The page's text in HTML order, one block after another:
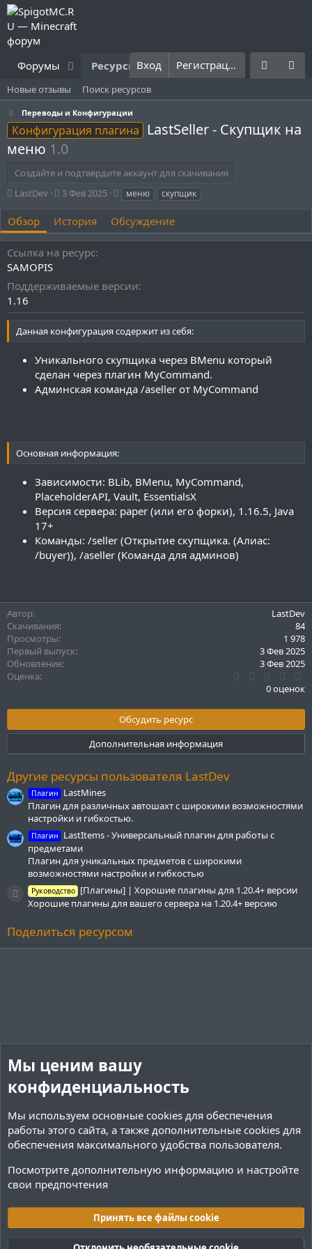
Форумы Ресурсы Что нового? Правила
Вход Регистрация
Новые отзывы Поиск ресурсов
Переводы и Конфигурации
Конфигурация плагина
LastSeller - Скупщик на
меню 1.0
Создайте и подтвердите аккаунт для скачивания
А
т
о
р
LastDev
Д
т
а
с
о
а
и
я
3 Фев 2025
Т
г
и
меню скупщик
Обзор История Обсуждение
Ссылка на ресурс
SAMOPIS
Поддерживаемые версии
1.16
Данная конфигурация содержит из себя:
Уникального скупщика через BMenu который
сделан через плагин MyCommand.
Админская команда /aseller от MyCommand
Основная информация:
Зависимости: BLib, BMenu, MyCommand,
PlaceholderAPI, Vault, EssentialsX
Версия сервера: paper (или его форки), 1.16.5, Java
17+
Команды: /seller (Открытие скупщика. (Алиас:
/buyer)), /aseller (Команда для админов)
Автор
LastDev
Скачивания
84
Просмотры
1 978
Первый выпуск
3 Фев 2025
Обновление
3 Фев 2025
Оценка
0
0
в
ё
з
0 оценок
Обсудить ресурс
Дополнительная информация
Другие ресурсы пользователя LastDev
Плагин
LastMines
Плагин для различных автошахт с широкими возможностями
настройки и гибкостью.
Плагин
LastItems - Универсальный плагин для работы с
предметами
Плагин для уникальных предметов с широкими
возможностями настройки и гибкостью
Иконка ресурса
Руководство [Плагины] | Хорошие плагины для 1.20.4+ версии
Хорошие плагины для вашего сервера на 1.20.4+ версию
Поделиться ресурсом
Cookies Тёмная (2020)
Русский (RU)
Мы ценим вашу
конфиденциальность
Мы используем основные cookies для обеспечения
работы этого сайта, а также дополнительные cookies для
обеспечения максимального удобства пользователя.
Посмотрите дополнительную информацию и настройте
свои предпочтения
Принять все файлы cookie